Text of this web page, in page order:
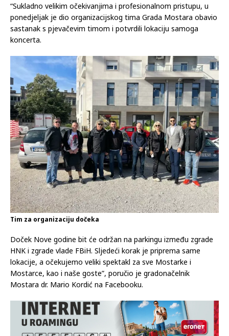
“Sukladno velikim očekivanjima i profesionalnom pristupu, u
ponedjeljak je dio organizacijskog tima Grada Mostara obavio
sastanak s pjevačevim timom i potvrdili lokaciju samoga
koncerta.
Tim za organizaciju dočeka
Doček Nove godine bit će održan na parkingu između zgrade
HNK i zgrade vlade FBiH. Sljedeći korak je priprema same
lokacije, a očekujemo veliki spektakl za sve Mostarke i
Mostarce, kao i naše goste”, poručio je gradonačelnik
Mostara dr. Mario Kordić na Facebooku.